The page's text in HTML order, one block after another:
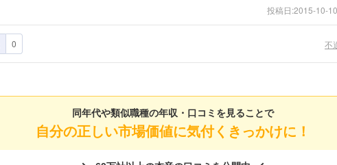
投稿日:2015-10-10
0 不
同年代や類似職種の年収・口コミを見ることで
自分の正しい市場価値に気付くきっかけに！